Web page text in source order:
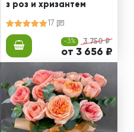
з роз и хризантем
17
-3% 3 750 ₽
от 3 656 ₽